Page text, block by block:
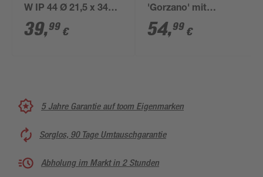
W IP 44 Ø 21,5 x 34
cm
39,99 €
'Gorzano' mit
Bewegungssensor 12
W IP 44 8 x 29 cm
54,99 €
5 Jahre Garantie auf toom Eigenmarken
Sorglos, 90 Tage Umtauschgarantie
Abholung im Markt in 2 Stunden